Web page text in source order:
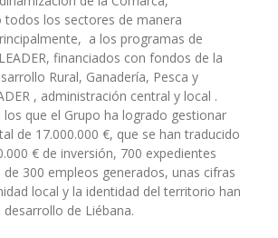
todos los sectores de manera
a los programas de
financiados con fondos de la
Rural, Ganadería, Pesca y
, administración central y local .
que el Grupo ha logrado gestionar
de 17.000.000 €, que se han traducido
€ de inversión, 700 expedientes
300 empleos generados, unas cifras
local y la identidad del territorio han
de Liébana.